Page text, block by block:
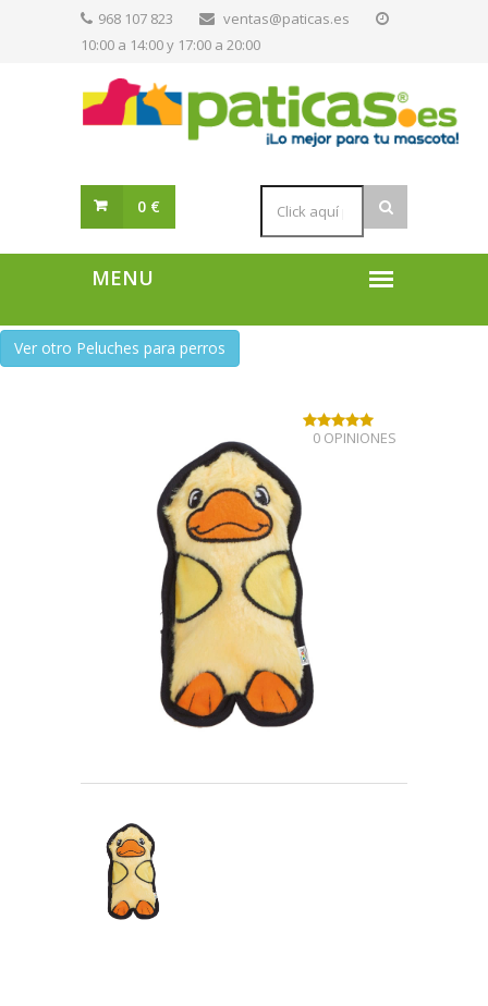
968 107 823
ventas@paticas.es
10:00 a 14:00 y 17:00 a 20:00
0 €
Ver otro Peluches para perros
0 OPINIONES